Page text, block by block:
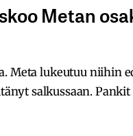
Metan
Meta lukeutuu niihin
salkussaan. Pankit